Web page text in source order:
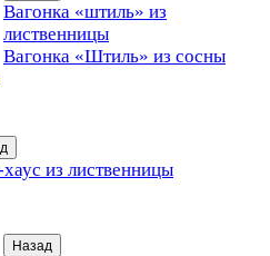
Вагонка «штиль» из
лиственницы
Вагонка «Штиль» из сосны
из лиственницы
Назад